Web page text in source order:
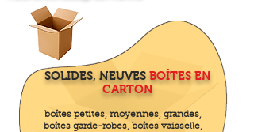
SOLIDES, NEUVES BOÎTES EN
CARTON
boîtes petites, moyennes, grandes,
boîtes garde-robes, boîtes vaisselle,